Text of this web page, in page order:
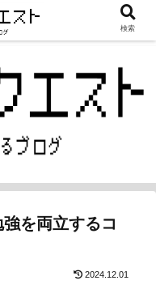
強を両立するコ
2024.12.01
検索